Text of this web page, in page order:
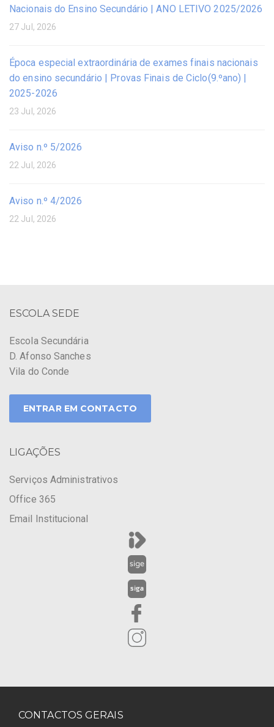
Nacionais do Ensino Secundário | ANO LETIVO 2025/2026
27 Jul, 2026
Época especial extraordinária de exames finais nacionais
do ensino secundário | Provas Finais de Ciclo(9.ºano) |
2025-2026
23 Jul, 2026
Aviso n.º 5/2026
22 Jul, 2026
Aviso n.º 4/2026
22 Jul, 2026
ESCOLA SEDE
Escola Secundária
D. Afonso Sanches
Vila do Conde
ENTRAR EM CONTACTO
LIGAÇÕES
Serviços Administrativos
Office 365
Email Institucional
CONTACTOS GERAIS